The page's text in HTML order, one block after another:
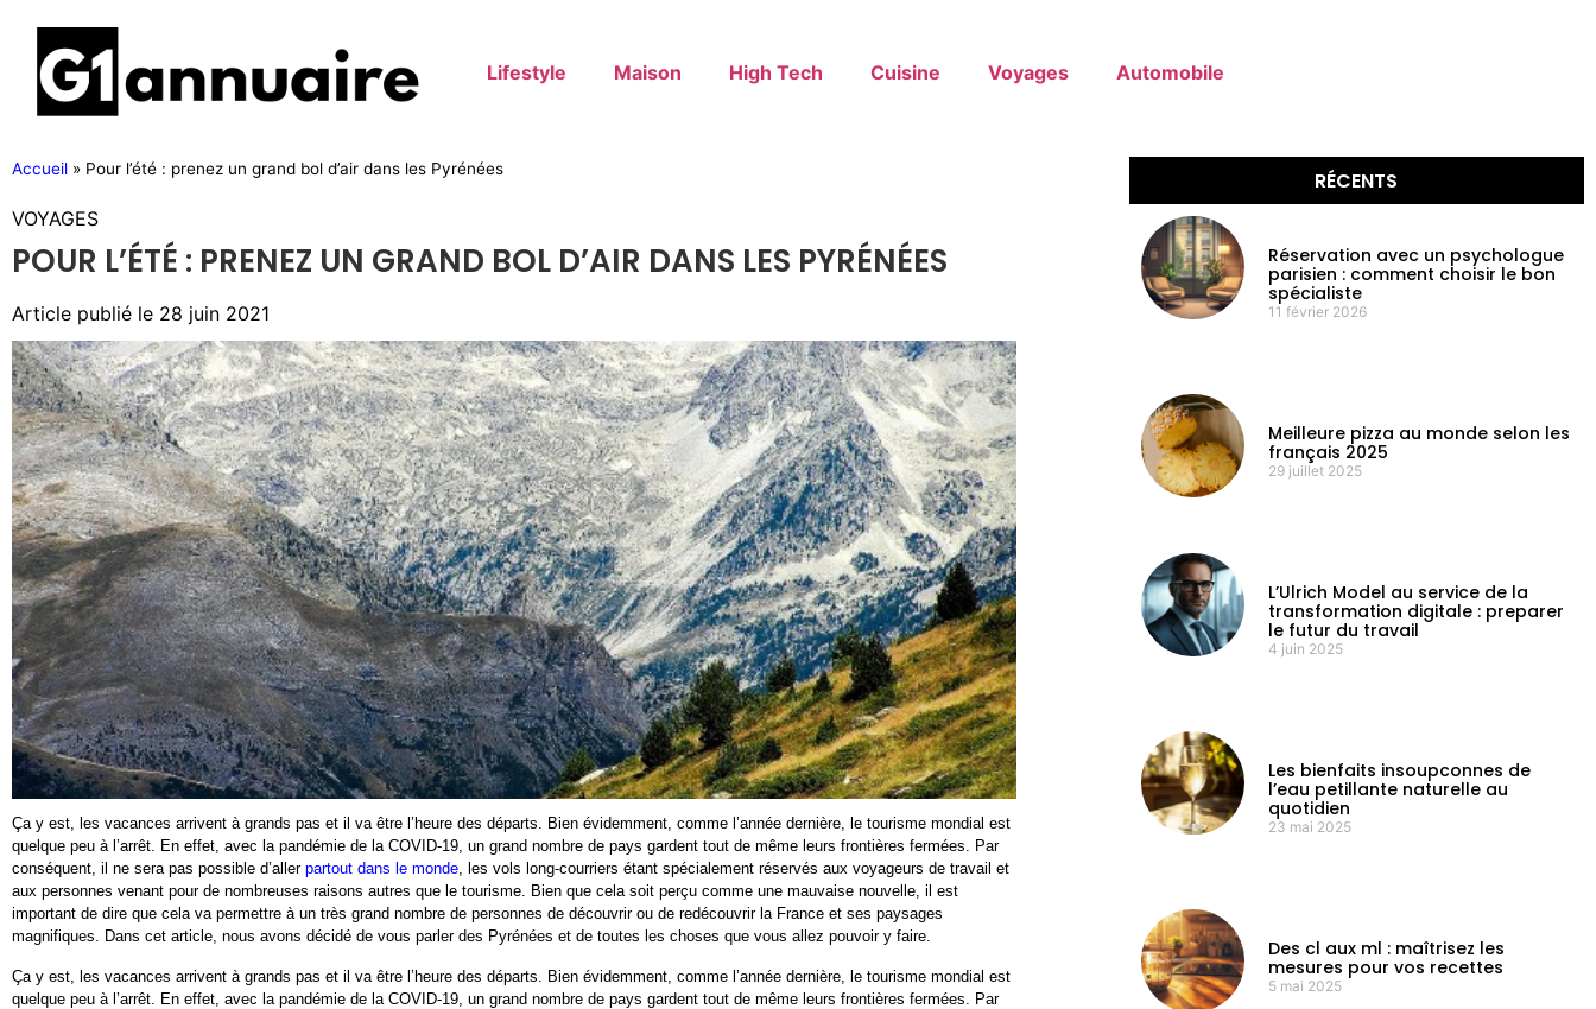
Lifestyle Maison High Tech Cuisine Voyages Automobile
Accueil » Pour l’été : prenez un grand bol d’air dans les Pyrénées
VOYAGES
POUR L’ÉTÉ : PRENEZ UN GRAND BOL D’AIR DANS LES PYRÉNÉES
Article publié le 28 juin 2021
Ça y est, les vacances arrivent à grands pas et il va être l’heure des départs. Bien évidemment, comme l’année dernière, le tourisme mondial est
quelque peu à l’arrêt. En effet, avec la pandémie de la COVID-19, un grand nombre de pays gardent tout de même leurs frontières fermées. Par
conséquent, il ne sera pas possible d’aller partout dans le monde, les vols long-courriers étant spécialement réservés aux voyageurs de travail et
aux personnes venant pour de nombreuses raisons autres que le tourisme. Bien que cela soit perçu comme une mauvaise nouvelle, il est
important de dire que cela va permettre à un très grand nombre de personnes de découvrir ou de redécouvrir la France et ses paysages
magnifiques. Dans cet article, nous avons décidé de vous parler des Pyrénées et de toutes les choses que vous allez pouvoir y faire.
Ça y est, les vacances arrivent à grands pas et il va être l’heure des départs. Bien évidemment, comme l’année dernière, le tourisme mondial est
quelque peu à l’arrêt. En effet, avec la pandémie de la COVID-19, un grand nombre de pays gardent tout de même leurs frontières fermées. Par
RÉCENTS
Réservation avec un psychologue
parisien : comment choisir le bon
spécialiste
11 février 2026
Meilleure pizza au monde selon les
français 2025
29 juillet 2025
L’Ulrich Model au service de la
transformation digitale : preparer
le futur du travail
4 juin 2025
Les bienfaits insoupconnes de
l’eau petillante naturelle au
quotidien
23 mai 2025
Des cl aux ml : maîtrisez les
mesures pour vos recettes
5 mai 2025